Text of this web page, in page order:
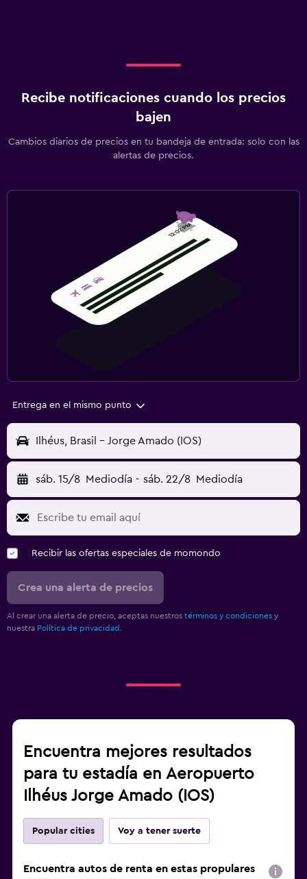
Recibe notificaciones cuando los precios
bajen
Cambios diarios de precios en tu bandeja de entrada: solo con las
alertas de precios.
Entrega en el mismo punto
Ilhéus, Brasil - Jorge Amado (IOS)
sáb. 15/8 Mediodía - sáb. 22/8 Mediodía
Recibir las ofertas especiales de momondo
Crea una alerta de precios
Al crear una alerta de precio, aceptas nuestros términos y condiciones y
nuestra Política de privacidad.
Encuentra mejores resultados
para tu estadía en Aeropuerto
Ilhéus Jorge Amado (IOS)
Popular cities Voy a tener suerte
Encuentra autos de renta en estas propulares